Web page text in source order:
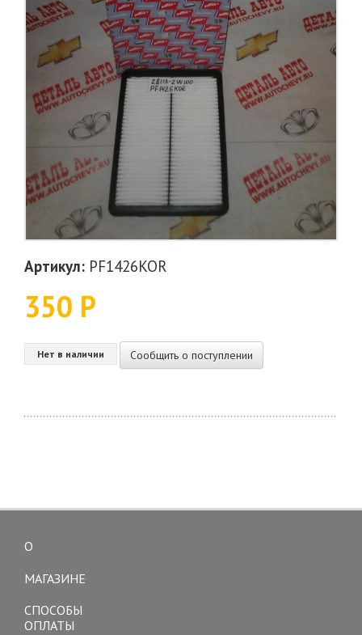
Артикул: PF1426KOR
350 Р
Нет в наличии Сообщить о поступлении
О
МАГАЗИНЕ
СПОСОБЫ
ОПЛАТЫ